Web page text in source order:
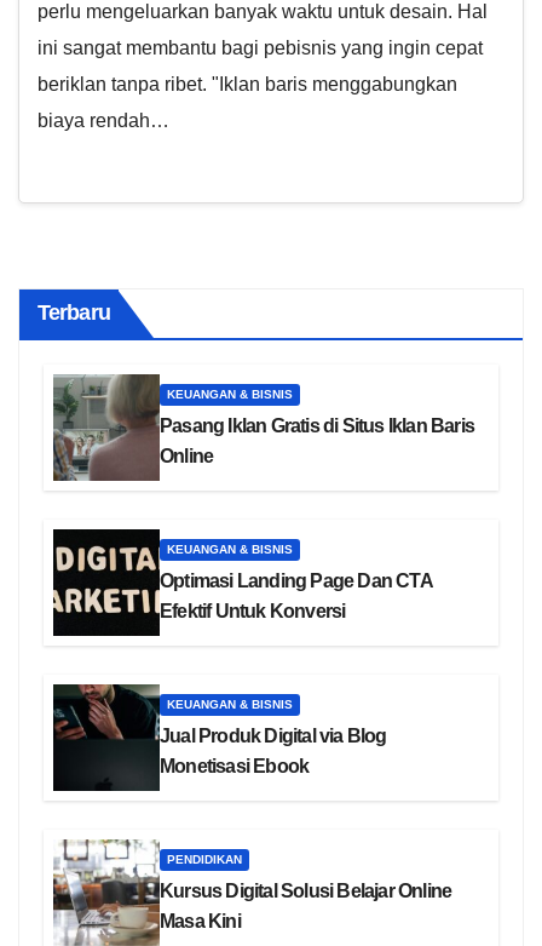
perlu mengeluarkan banyak waktu untuk desain. Hal
ini sangat membantu bagi pebisnis yang ingin cepat
beriklan tanpa ribet. "Iklan baris menggabungkan
biaya rendah…
Terbaru
KEUANGAN & BISNIS
Pasang Iklan Gratis di Situs Iklan Baris
Online
KEUANGAN & BISNIS
Optimasi Landing Page Dan CTA
Efektif Untuk Konversi
KEUANGAN & BISNIS
Jual Produk Digital via Blog
Monetisasi Ebook
PENDIDIKAN
Kursus Digital Solusi Belajar Online
Masa Kini